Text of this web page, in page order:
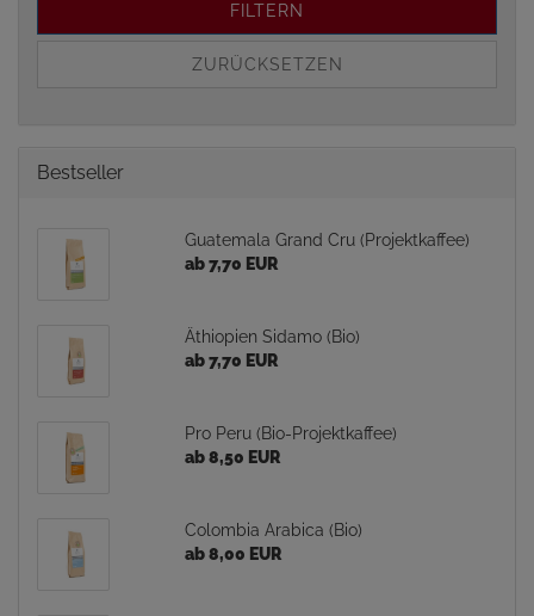
FILTERN
ZURÜCKSETZEN
Bestseller
Guatemala Grand Cru (Projektkaffee)
ab 7,70 EUR
Äthiopien Sidamo (Bio)
ab 7,70 EUR
Pro Peru (Bio-Projektkaffee)
ab 8,50 EUR
Colombia Arabica (Bio)
ab 8,00 EUR